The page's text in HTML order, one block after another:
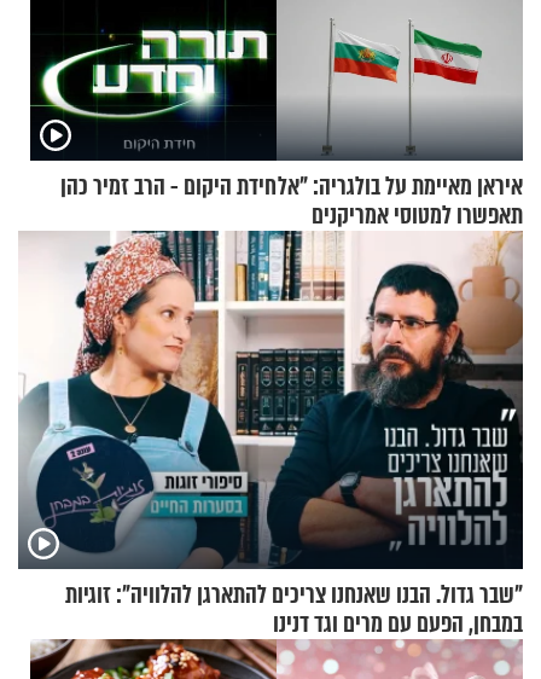
איראן מאיימת על בולגריה: "אל
תאפשרו למטוסי אמריקנים
להמריא מהשטח שלכם"
חידת היקום - הרב זמיר כהן
"שבר גדול. הבנו שאנחנו צריכים להתארגן להלוויה": זוגיות
במבחן, הפעם עם מרים וגד דנינו